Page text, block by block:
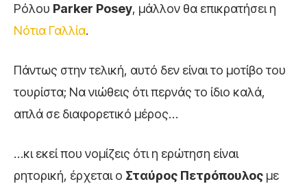
Ρόλου Parker Posey, μάλλον θα επικρατήσει η
Νότια Γαλλία.
Πάντως στην τελική, αυτό δεν είναι το μοτίβο του
τουρίστα; Να νιώθεις ότι περνάς το ίδιο καλά,
απλά σε διαφορετικό μέρος…
…κι εκεί που νομίζεις ότι η ερώτηση είναι
ρητορική, έρχεται ο Σταύρος Πετρόπουλος με